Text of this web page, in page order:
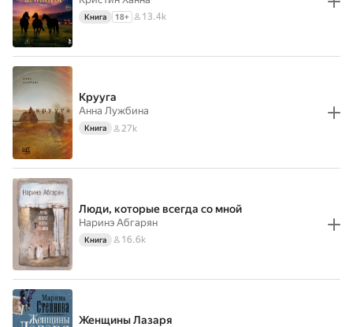
Книга 18+ 13.4k
Крууга
Анна Лужбина
Книга 27k
Люди, которые всегда со мной
Наринэ Абгарян
Книга 16.6k
Женщины Лазаря